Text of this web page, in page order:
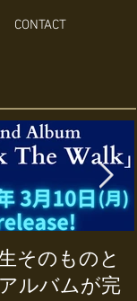
CONTACT
そのものと
ルバムが完